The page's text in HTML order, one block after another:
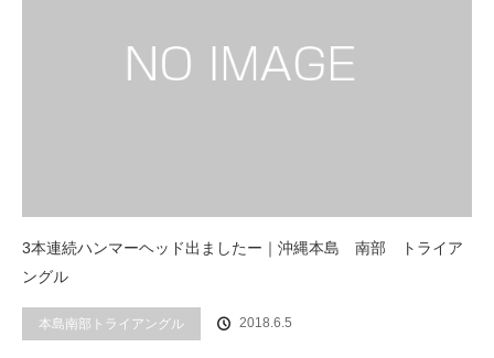
3本連続ハンマーヘッド出ましたー｜沖縄本島 南部 トライア
ングル
本島南部トライアングル 2018.6.5